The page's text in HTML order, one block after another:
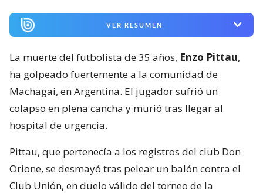
VER RESUMEN
La muerte del futbolista de 35 años, Enzo Pittau,
ha golpeado fuertemente a la comunidad de
Machagai, en Argentina. El jugador sufrió un
colapso en plena cancha y murió tras llegar al
hospital de urgencia.
Pittau, que pertenecía a los registros del club Don
Orione, se desmayó tras pelear un balón contra el
Club Unión, en duelo válido del torneo de la